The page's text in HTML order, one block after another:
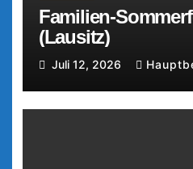
Familien-
(Lausitz)
Juli 12, 2026